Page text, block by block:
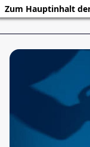
Zum Hauptinhalt